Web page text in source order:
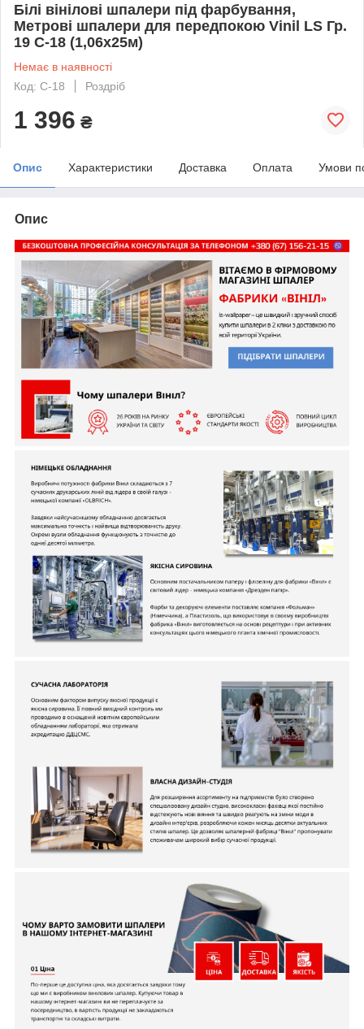
Білі вінілові шпалери під фарбування,
Метрові шпалери для передпокою Vinil LS Гр.
19 С-18 (1,06х25м)
Немає в наявності
Код: С-18
Роздріб
1 396 ₴
Опис Характеристики Доставка Оплата Умови
Опис